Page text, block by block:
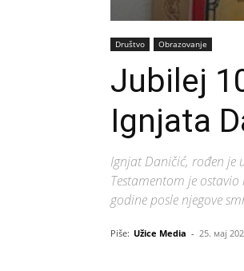
Društvo Obrazovanje
Jubilej
Ignjata
Ignjat Daničić, rođen je
Testamentom je
godine posle njegove
Piše: Užice Media - 25. мај